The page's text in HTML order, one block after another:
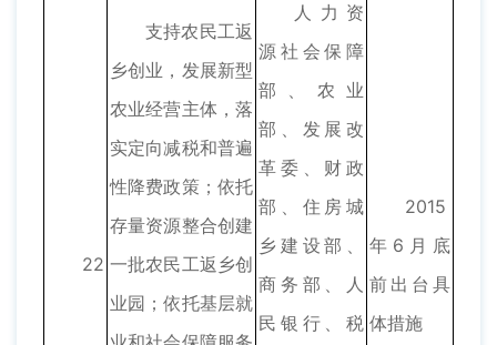
22
支持农民工返
乡创业，发展新型
农业经营主体，落
实定向减税和普遍
性降费政策；依托
存量资源整合创建
一批农民工返乡创
业园；依托基层就
人力资
源社会保障
部、农业
部、发展改
革委、财政
部、住房城
乡建设部、
商务部、人
民银行、税
2015
年6月底
前出台具
体措施